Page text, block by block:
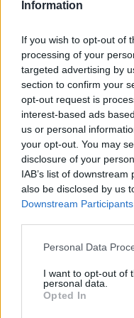
Information
If you wish to opt-out of
processing of your
targeted advertising by
section to confirm your
opt-out request is
interest-based ads
us or personal
your opt-out. You may
disclosure of your
IAB’s list of
also be disclosed by us
Downstream Participants
Personal Data
I want to opt-out of
personal data.
Opted In
będzie musiało jeszcze
AGO Gaming16:3
Początek tej mapy to
AGO Gaming. Dzięki
to spotkanie
końcu jednak
się przełamać, choć
chwila nieuwagi ze
połowy sytuacja
aż czternaście
przeciwników
Dzięki wygranej